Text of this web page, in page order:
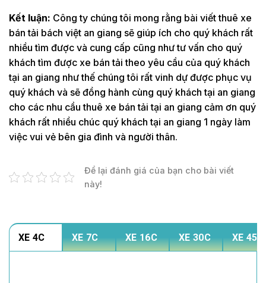
Kết luận: Công ty chúng tôi mong rằng bài viết thuê xe
bán tải bách việt an giang sẽ giúp ích cho quý khách rất
nhiều tìm được và cung cấp cũng như tư vấn cho quý
khách tìm được xe bán tải theo yêu cầu của quý khách
tại an giang như thế chúng tôi rất vinh dự được phục vụ
quý khách và sẽ đồng hành cùng quý khách tại an giang
cho các nhu cầu thuê xe bán tải tại an giang cảm ơn quý
khách rất nhiều chúc quý khách tại an giang 1 ngày làm
việc vui vẻ bên gia đình và người thân.
Để lại đánh giá của bạn cho bài viết
này!
XE 4C XE 7C XE 16C XE 30C XE 45C